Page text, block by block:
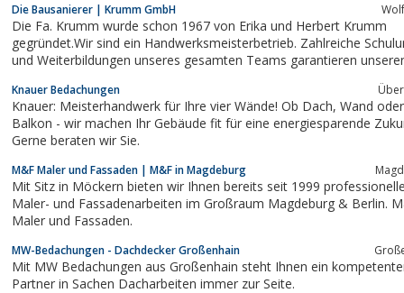
Die Bausanierer | Krumm GmbH
Die Fa. Krumm wurde schon 1967 von Erika und Herbert Krumm
gegründet.Wir sind ein Handwerksmeisterbetrieb. Zahlreiche
und Weiterbildungen unseres gesamten Teams garantieren
bedient werden.Eines ist bei uns so geblieben wie vor Jahrzehnten:
setzen...
Knauer Bedachungen
Knauer: Meisterhandwerk für Ihre vier Wände! Ob Dach, Wand oder
Balkon - wir machen Ihr Gebäude fit für eine energiesparende
Gerne beraten wir Sie.
M&F Maler und Fassaden | M&F in Magdeburg
Mit Sitz in Möckern bieten wir Ihnen bereits seit 1999
Maler- und Fassadenarbeiten im Großraum Magdeburg & Berlin.
Maler und Fassaden.
MW-Bedachungen - Dachdecker Großenhain
Mit MW Bedachungen aus Großenhain steht Ihnen ein
Partner in Sachen Dacharbeiten immer zur Seite.